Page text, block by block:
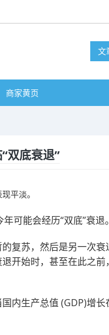
文
商家黄页
双底衰退”
可能会经历“双底”衰退。
复苏，然后是另一次
开始时，甚至在此之
内生产总值 (GDP)增